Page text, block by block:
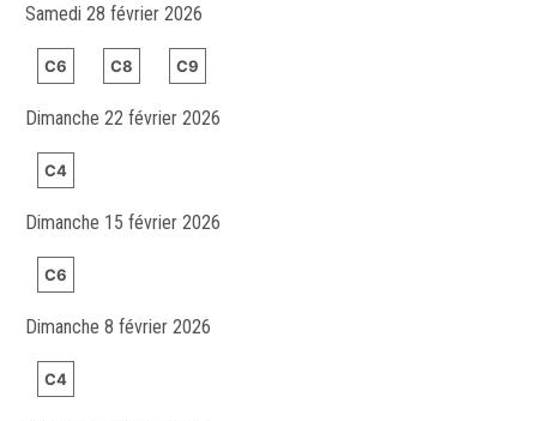
Samedi 28 février 2026
C6 C8 C9
Dimanche 22 février 2026
C4
Dimanche 15 février 2026
C6
Dimanche 8 février 2026
C4